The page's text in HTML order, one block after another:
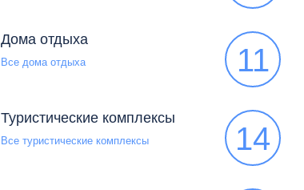
Дома отдыха
Все дома отдыха 11
Туристические комплексы
Все туристические комплексы 14